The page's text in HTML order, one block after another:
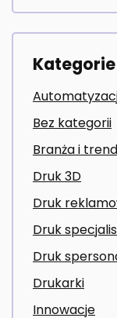
Kategorie
Bez kategorii
Branża i
Druk 3D
Druk
Druk
Druk
Drukarki
Innowacje